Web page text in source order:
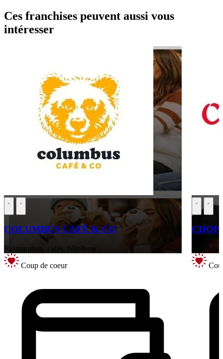
Ces franchises peuvent aussi vous
intéresser
COLUMBUS CAFÉ & CO
Restauration, cafés, hôtellerie
Coup de coeur